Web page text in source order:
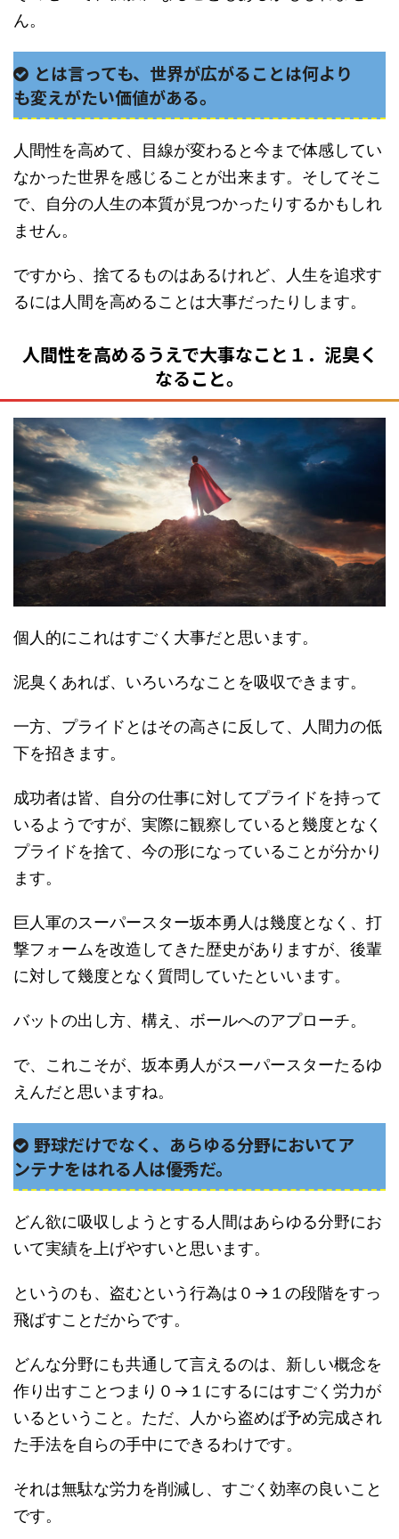
ん。
とは言っても、世界が広がることは何より
も変えがたい価値がある。
人間性を高めて、目線が変わると今まで体感してい
なかった世界を感じることが出来ます。そしてそこ
で、自分の人生の本質が見つかったりするかもしれ
ません。
ですから、捨てるものはあるけれど、人生を追求す
るには人間を高めることは大事だったりします。
人間性を高めるうえで大事なこと１．泥臭く
なること。
個人的にこれはすごく大事だと思います。
泥臭くあれば、いろいろなことを吸収できます。
一方、プライドとはその高さに反して、人間力の低
下を招きます。
成功者は皆、自分の仕事に対してプライドを持って
いるようですが、実際に観察していると幾度となく
プライドを捨て、今の形になっていることが分かり
ます。
巨人軍のスーパースター坂本勇人は幾度となく、打
撃フォームを改造してきた歴史がありますが、後輩
に対して幾度となく質問していたといいます。
バットの出し方、構え、ボールへのアプローチ。
で、これこそが、坂本勇人がスーパースターたるゆ
えんだと思いますね。
野球だけでなく、あらゆる分野においてア
ンテナをはれる人は優秀だ。
どん欲に吸収しようとする人間はあらゆる分野にお
いて実績を上げやすいと思います。
というのも、盗むという行為は０→１の段階をすっ
飛ばすことだからです。
どんな分野にも共通して言えるのは、新しい概念を
作り出すことつまり０→１にするにはすごく労力が
いるということ。ただ、人から盗めば予め完成され
た手法を自らの手中にできるわけです。
それは無駄な労力を削減し、すごく効率の良いこと
です。